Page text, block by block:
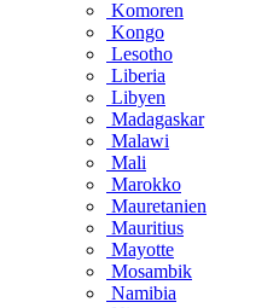
Komoren
Kongo
Lesotho
Liberia
Libyen
Madagaskar
Malawi
Mali
Marokko
Mauretanien
Mauritius
Mayotte
Mosambik
Namibia